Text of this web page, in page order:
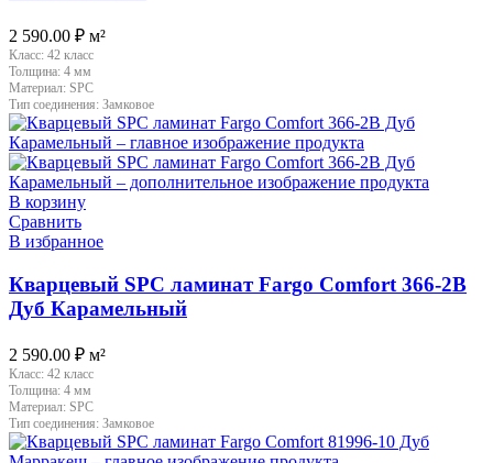
2 590.00 ₽ м²
Класс: 42 класс
Толщина: 4 мм
Материал: SPC
Тип соединения: Замковое
В корзину
Сравнить
В избранное
Кварцевый SPC ламинат Fargo Comfort 366-2B
Дуб Карамельный
2 590.00 ₽ м²
Класс: 42 класс
Толщина: 4 мм
Материал: SPC
Тип соединения: Замковое